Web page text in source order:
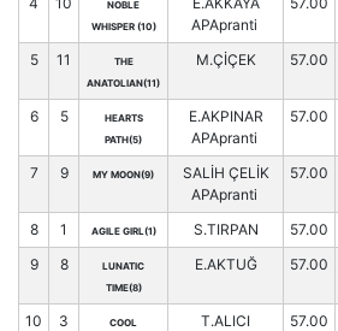
NOBLE
WHISPER (10)
APApranti
5 11
THE
ANATOLIAN(11)
M.ÇİÇEK 57.00
6 5
HEARTS
PATH(5)
E.AKPINAR
APApranti
57.00
7 9 MY MOON(9)
SALİH ÇELİK
APApranti
57.00
8 1 AGILE GIRL(1) S.TIRPAN 57.00
9 8
LUNATIC
TIME(8)
E.AKTUĞ 57.00
10 3
COOL
T.ALICI 57.00